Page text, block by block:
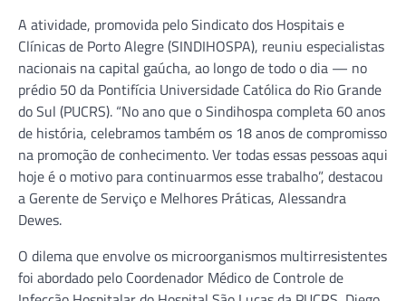
A atividade, promovida pelo Sindicato dos Hospitais e
Clínicas de Porto Alegre (SINDIHOSPA), reuniu especialistas
nacionais na capital gaúcha, ao longo de todo o dia — no
prédio 50 da Pontifícia Universidade Católica do Rio Grande
do Sul (PUCRS). “No ano que o Sindihospa completa 60 anos
de história, celebramos também os 18 anos de compromisso
na promoção de conhecimento. Ver todas essas pessoas aqui
hoje é o motivo para continuarmos esse trabalho”, destacou
a Gerente de Serviço e Melhores Práticas, Alessandra
Dewes.
O dilema que envolve os microorganismos multirresistentes
foi abordado pelo Coordenador Médico de Controle de